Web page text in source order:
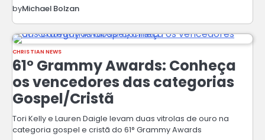
byMichael Bolzan
CHRISTIAN NEWS
61º Grammy Awards: Conheça
os vencedores das categorias
Gospel/Cristã
Tori Kelly e Lauren Daigle levam duas vitrolas de ouro na
categoria gospel e cristã do 61° Grammy Awards